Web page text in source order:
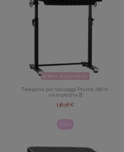
Non disponibile
Tampone per tatuaggi Pro Ink 718 in
nero picche B
136,58 €
View